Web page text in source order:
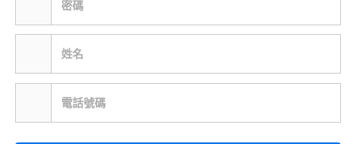
密碼
姓名
電話號碼